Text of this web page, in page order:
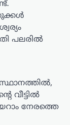
പലരിൽ
നേരത്തെ